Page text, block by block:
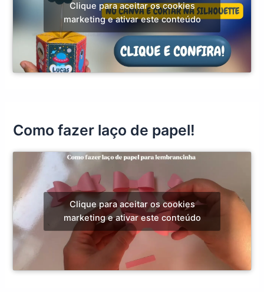
Clique para aceitar os cookies
marketing e ativar este conteúdo
Como fazer laço de papel!
Clique para aceitar os cookies
marketing e ativar este conteúdo